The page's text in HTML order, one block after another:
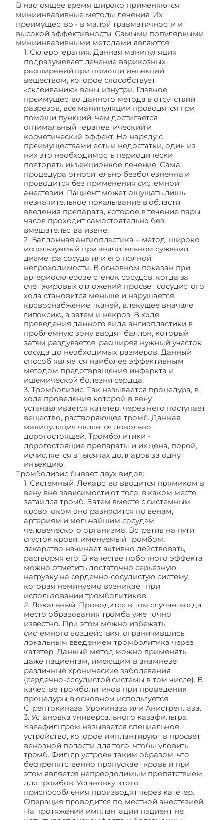
В настоящее время широко применяются
миниинвазивные методы лечения. Их
преимущество - в малой травматичности и
высокой эффективности. Самыми популярными
миниинвазивными методами являются:
1. Склеротерапия. Данная манипуляция
подразумевает лечение варикозных
расширений при помощи инъекций
веществом, которое способствует
«склеиванию» вены изнутри. Главное
преимущество данного метода в отсутствии
разрезов, все манипуляции проводятся при
помощи пункций, чем достигается
оптимальный терапевтический и
косметический эффект. Но наряду с
преимуществами есть и недостатки, один из
них это необходимость периодически
повторять инъекционное лечение. Сама
процедура относительно безболезненна и
проводится без применения системной
анестезии. Пациент может ощущать лишь
незначительное покалывание в области
введения препарата, которое в течение пары
часов проходит самостоятельно без
вмешательства извне.
2. Баллонная ангиопластика – метод, широко
используемый при значительном сужении
диаметра сосуда или его полной
непроходимости. В основном показан при
артериосклерозе стенок сосудов, когда за
счёт жировых отложений просвет сосудистого
хода становится меньше и нарушается
кровоснабжение тканей, влекущее вначале
гипоксию, а затем и некроз. В ходе
проведения данного вида ангиопластики в
проблемную зону вводят баллон, который
затем раздувается, расширяя нужный участок
сосуда до необходимых размеров. Данный
способ является наиболее эффективным
методом предотвращения инфаркта и
ишемической болезни сердца.
3. Тромболизис. Так называется процедура, в
ходе проведения которой в вену
устанавливается катетер, через него поступает
вещество, растворяющее тромб. Данная
манипуляция является довольно
дорогостоящей. Тромболитики -
дорогостоящие препараты и их цена, порой,
исчисляется в тысячах долларов за одну
инъекцию.
Тромболизис бывает двух видов:
1. Системный. Лекарство вводится прямиком в
вену вне зависимости от того, в каком месте
затаился тромб. Затем вместе с системным
кровотоком оно разносится по венам,
артериям и мельчайшим сосудам
человеческого организма. Встретив на пути
сгусток крови, именуемый тромбом,
лекарство начинает активно действовать,
растворяя его. В качестве побочного эффекта
можно отметить достаточно серьёзную
нагрузку на сердечно-сосудистую систему,
которая неминуемо возникает при
использовании тромболитиков.
2. Локальный. Проводится в том случае, когда
место образования тромба уже точно
известно. При этом можно избежать
системного воздействия, ограничившись
локальным введением тромболитика через
катетер. Данный метод можно применять
даже пациентам, имеющим в анамнезе
различные хронические заболевания
(сердечно-сосудистой системы в том числе). В
качестве тромболитиков при проведении
процедуры в основном используется
Стрептокиназа, Урокиназа или Анистреплаза.
3. Установка универсального кавафильтра.
Кавафильтром называется специальное
устройство, которое имплантируют в просвет
венозной полости для того, чтобы уловить
тромб. Фильтр устроен таким образом, что
беспрепятственно пропускает кровь и при
этом является непреодолимым препятствием
для тромбов. Установку этого
приспособления производят через катетер.
Операция проводится по местной анестезией.
На протяжении имплантации пациент не